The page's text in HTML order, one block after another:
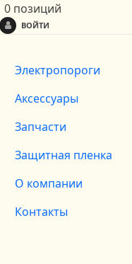
0 позиций
ВОЙТИ
Электропороги
Аксессуары
Запчасти
Защитная пленка
О компании
Контакты